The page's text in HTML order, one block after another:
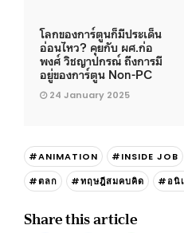
โลกของการ์ตูนก็มีประเด็น
อ่อนไหว? คุยกับ ผศ.ก่อ
พงศ์ วิชญาปกรณ์ ถึงการมี
อยู่ของการ์ตูน Non-PC
24 January 2025
#ANIMATION #INSIDE JOB
#ตลก
#ทฤษฎีสมคบคิด #อนิ
Share this article